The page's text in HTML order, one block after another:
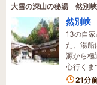
大雪の深山の秘湯 然別
然別峡
13の自家
た、湯船
源から極
心行くま
2名が
21分